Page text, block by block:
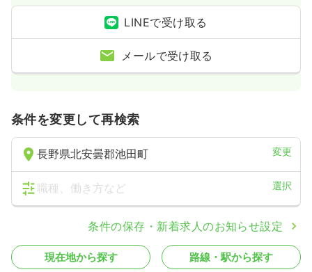
LINEで受け取る
メールで受け取る
条件を変更して再検索
長野県北安曇郡池田町 変更
職種、働き方など 選択
条件の保存・新着求人のお知らせ設定
現在地から探す 路線・駅から探す